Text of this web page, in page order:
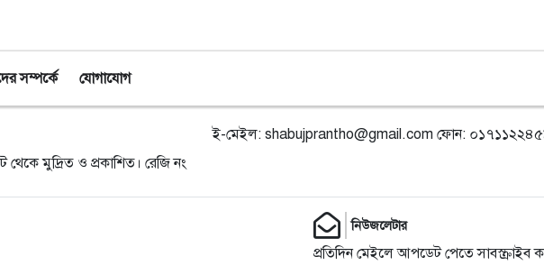
সম্পর্কে যোগাযোগ
থেকে মুদ্রিত ও প্রকাশিত। রেজি নং
ই-মেইল: shabujprantho@gmail.com ফোন:
নিউজলেটার
প্রতিদিন মেইলে আপডেট পেতে সাবস্ক্রাইব